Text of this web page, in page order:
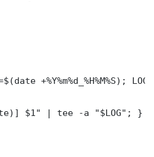
+%Y%m%d_%H%M%S);
$1" | tee -a "$LOG"; }